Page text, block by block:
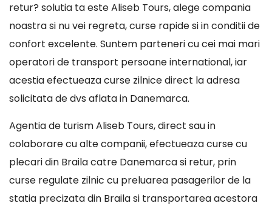
retur? solutia ta este Aliseb Tours, alege compania
noastra si nu vei regreta, curse rapide si in conditii de
confort excelente. Suntem parteneri cu cei mai mari
operatori de transport persoane international, iar
acestia efectueaza curse zilnice direct la adresa
solicitata de dvs aflata in Danemarca.
Agentia de turism Aliseb Tours, direct sau in
colaborare cu alte companii, efectueaza curse cu
plecari din Braila catre Danemarca si retur, prin
curse regulate zilnic cu preluarea pasagerilor de la
statia precizata din Braila si transportarea acestora